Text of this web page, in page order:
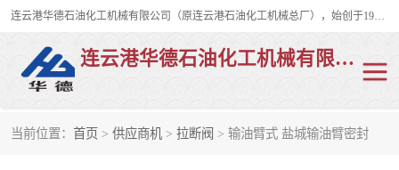
连云港华德石油化工机械有限公司（原连云港石油化工机械总厂），始创于1982年，是从事码头船用流体装卸臂、陆用流体装卸臂（鹤管）、活动梯、钢构平台、定量装车系统等全系列流体装卸设备的设计、制造、销售以及服务的专业供应商。
连云港华德石油化工机械有限公司
当前位置： 首页 > 供应商机 > 拉断阀 > 输油臂式 盐城输油臂密封